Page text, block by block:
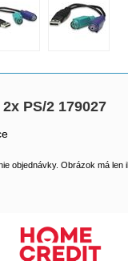
PS/2 179027
objednávky. Obrázok má len